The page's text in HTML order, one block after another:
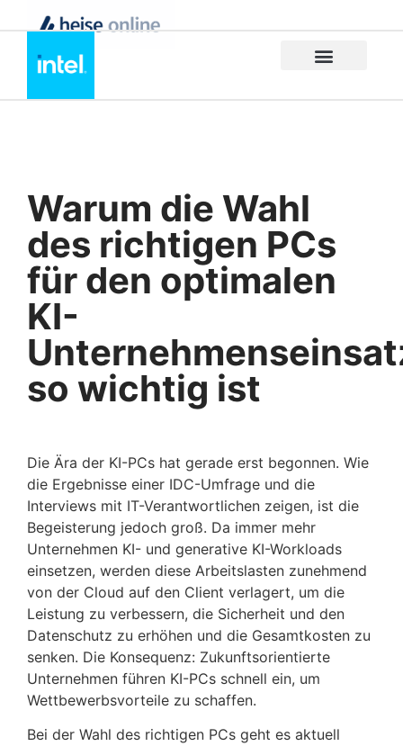
Warum die Wahl
des richtigen PCs
für den optimalen
KI-
so wichtig ist
Die Ära der KI-PCs hat gerade erst begonnen. Wie
die Ergebnisse einer IDC-Umfrage und die
Interviews mit IT-Verantwortlichen zeigen, ist die
Begeisterung jedoch groß. Da immer mehr
Unternehmen KI- und generative KI-Workloads
einsetzen, werden diese Arbeitslasten zunehmend
von der Cloud auf den Client verlagert, um die
Leistung zu verbessern, die Sicherheit und den
Datenschutz zu erhöhen und die Gesamtkosten zu
senken. Die Konsequenz: Zukunftsorientierte
Unternehmen führen KI-PCs schnell ein, um
Wettbewerbsvorteile zu schaffen.
Bei der Wahl des richtigen PCs geht es aktuell